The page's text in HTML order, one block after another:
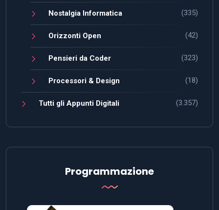
Nostalgia Informatica (335)
Orizzonti Open (42)
Pensieri da Coder (323)
Processori & Design (18)
Tutti gli Appunti Digitali (3.357)
Programmazione